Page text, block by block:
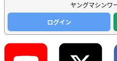
ヤングマシンワ
ログイン